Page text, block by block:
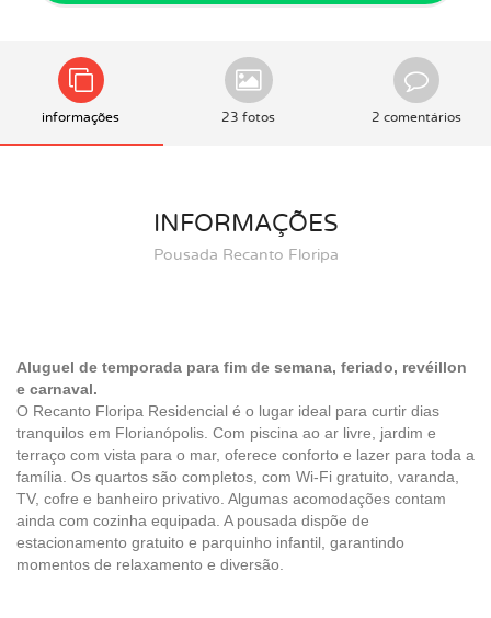
informações 23 fotos 2 comentários
INFORMAÇÕES
Pousada Recanto Floripa
Aluguel de temporada para fim de semana, feriado, revéillon
e carnaval.
O Recanto Floripa Residencial é o lugar ideal para curtir dias
tranquilos em Florianópolis. Com piscina ao ar livre, jardim e
terraço com vista para o mar, oferece conforto e lazer para toda a
família. Os quartos são completos, com Wi-Fi gratuito, varanda,
TV, cofre e banheiro privativo. Algumas acomodações contam
ainda com cozinha equipada. A pousada dispõe de
estacionamento gratuito e parquinho infantil, garantindo
momentos de relaxamento e diversão.